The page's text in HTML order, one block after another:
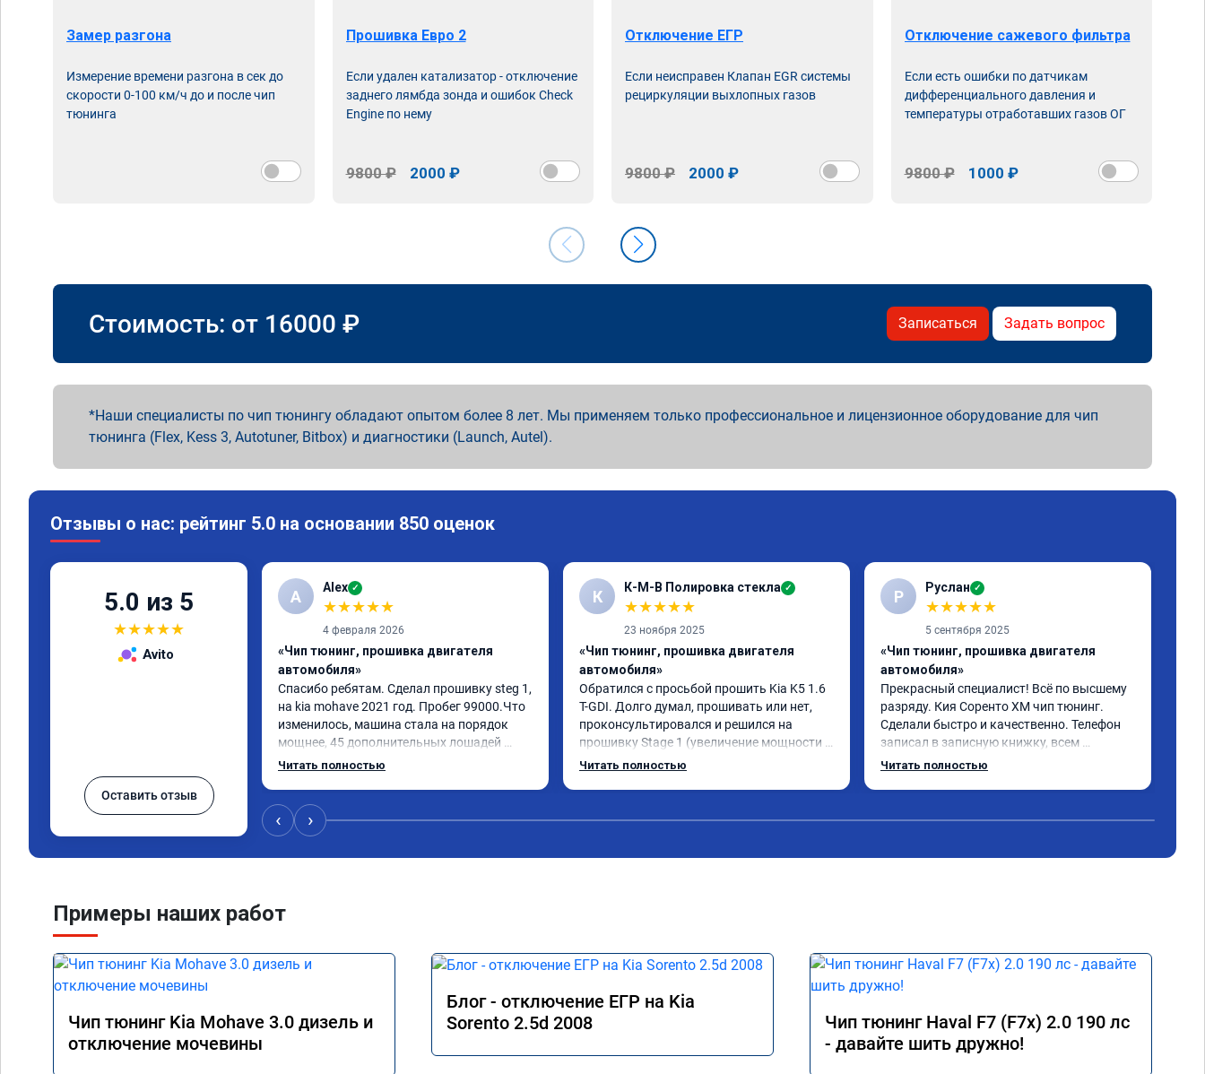
Замер разгона
Измерение времени разгона в сек до
скорости 0-100 км/ч до и после чип
тюнинга
Прошивка Евро 2
Если удален катализатор - отключение
заднего лямбда зонда и ошибок Check
Engine по нему
9800 ₽ 2000 ₽
Отключение ЕГР
Если неисправен Клапан EGR системы
рециркуляции выхлопных газов
9800 ₽ 2000 ₽
Отключение сажевого фильтра
Если есть ошибки по датчикам
дифференциального давления и
температуры отработавших газов ОГ
9800 ₽ 1000 ₽
Стоимость: от 16000 ₽ Записаться Задать вопрос
Наши специалисты по чип тюнингу обладают опытом более 8 лет. Мы применяем только профессиональное и лицензионное оборудование для чип
тюнинга (Flex, Kess 3, Autotuner, Bitbox) и диагностики (Launch, Autel).
Отзывы о нас: рейтинг 5.0 на основании 850 оценок
5.0 из 5
★★★★★
Avito
Оставить отзыв
A Alex ✓
★★★★★
4 февраля 2026
«Чип тюнинг, прошивка двигателя
автомобиля»
Спасибо ребятам. Сделал прошивку steg 1,
на kia mohave 2021 год. Пробег 99000.Что
изменилось, машина стала на порядок
мощнее, 45 дополнительных лошадей
существенно чувствуется и
15 город, уже три дня катаюсь, держит 12-
12.5. Коробка перестала подпинывать при
Читать полностью
К К-М-В Полировка стекла ✓
★★★★★
23 ноября 2025
«Чип тюнинг, прошивка двигателя
автомобиля»
Обратился с просьбой прошить Kia K5 1.6
T-GDI. Долго думал, прошивать или нет,
проконсультировался и решился на
прошивку Stage 1 (увеличение мощности и
отзывчивости с сохранением всех
в данном режиме - отличный способ
необходимости давать "тапок в пол". В
общем и целом прошивкой доволен,
отличный результат. Рекомендую
Читать полностью
Р Руслан ✓
★★★★★
5 сентября 2025
«Чип тюнинг, прошивка двигателя
автомобиля»
Прекрасный специалист! Всё по высшему
разряду. Кия Соренто XM чип тюнинг.
Сделали быстро и качественно. Телефон
записал в записную книжку, всем
рекомендую! Еще вот поеду в ближайшее
Читать полностью
‹ ›
Примеры наших работ
Чип тюнинг Kia Mohave 3.0 дизель и
отключение мочевины
Блог - отключение ЕГР на Kia
Sorento 2.5d 2008
Чип тюнинг Haval F7 (F7x) 2.0 190 лс
- давайте шить дружно!